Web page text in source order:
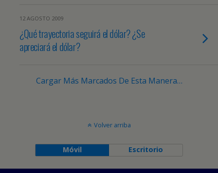
12 AGOSTO 2009
¿Qué trayectoria seguirá el dólar? ¿Se
apreciará el dólar?
Cargar Más Marcados De Esta Manera…
Volver arriba
Móvil Escritorio